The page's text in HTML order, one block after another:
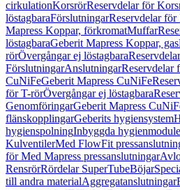
cirkulationKorsrörReservdelar för
löstagbaraFörslutningarReservdelar
Mapress Koppar, förkromatMuffar
löstagbaraGeberit Mapress Koppar, gas
rörÖvergångar ej löstagbara
FörslutningarAnslutningarReservdelar
CuNiFeGeberit Mapress CuNiFe
för T-rörÖvergångar ej löstagbara
GenomföringarGeberit Mapress
flänskopplingarGeberits hygiensystem
hygienspolningInbyggda
KulventilerMed FlowFit
för Med Mapress pressanslutningar
RensrörRördelar SuperTubeBöjar
till andra materialAggregatanslutningar